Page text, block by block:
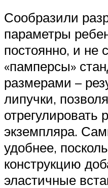
Сообразили
параметры
постоянно, и не
«памперсы»
размерами –
липучки,
отрегулировать
экземпляра.
удобнее,
конструкцию
эластичные